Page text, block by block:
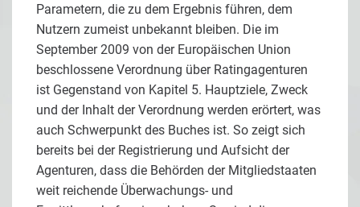
Parametern, die zu dem Ergebnis führen, dem
Nutzern zumeist unbekannt bleiben. Die im
September 2009 von der Europäischen Union
beschlossene Verordnung über Ratingagenturen
ist Gegenstand von Kapitel 5. Hauptziele, Zweck
und der Inhalt der Verordnung werden erörtert, was
auch Schwerpunkt des Buches ist. So zeigt sich
bereits bei der Registrierung und Aufsicht der
Agenturen, dass die Behörden der Mitgliedstaaten
weit reichende Überwachungs- und